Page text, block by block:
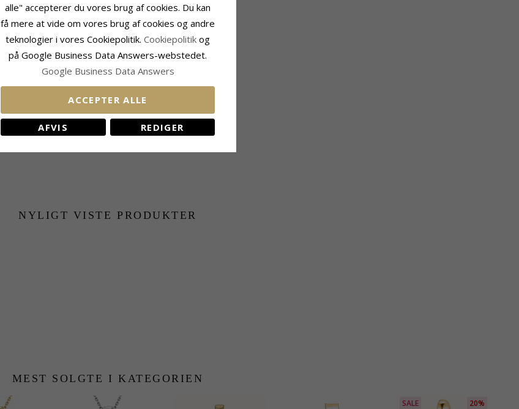
Leveringstid
Leveringstid:2-3 Hverdage
NYLIGT VISTE PRODUKTER
MEST SOLGTE I KATEGORIEN
SALE 20%
alle" accepterer du vores brug af cookies. Du kan
få mere at vide om vores brug af cookies og andre
teknologier i vores Cookiepolitik. Cookiepolitik og
på Google Business Data Answers-webstedet.
Google Business Data Answers
ACCEPTER ALLE
AFVIS REDIGER